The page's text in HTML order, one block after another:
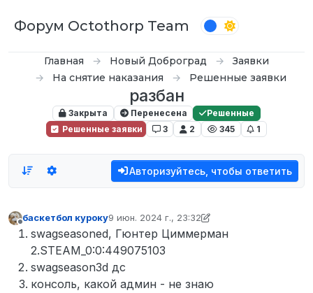
Форум Octothorp Team
Главная Новый Доброград
Заявки
На снятие наказания
Решенные заявки
разбан
Закрыта Перенесена
Решенные
Решенные заявки
3 2 345 1
Авторизуйтесь, чтобы ответить
Не в сети
баскетбол куроку9 июн. 2024 г., 23:32
отредактировано баскетбол куроку
swagseasoned, Гюнтер Циммерман
2.STEAM_0:0:449075103
swagseason3d дс
консоль, какой админ - не знаю